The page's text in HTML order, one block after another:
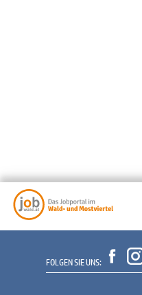
FOLGEN SIE UNS: